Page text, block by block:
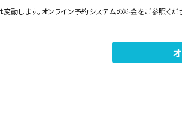
動します。オンライン予約システムの料金をご参照くだ